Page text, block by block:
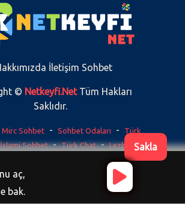
İletişim Sohbet
© Netkeyfi.Net Tüm Hakları
Saklıdır.
Mirc Sohbet - Sohbet Odaları -
Türk
İslami Sohbet - Türk Chat - LezbiyenSakla
aç,
bak.